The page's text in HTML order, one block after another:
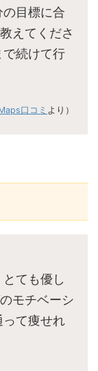
目標に合
えてくださ
で続けて行
口コミ より）
ても優し
モチベーシ
って痩せれ